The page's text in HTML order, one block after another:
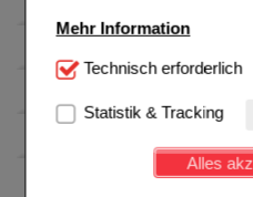
Mehr Information
Technisch Notwendig:
Website notwendig sind
Kundenkonto), weshalb
werden kann.
Technisch erforderlich
Statistik & Tracking
Alles